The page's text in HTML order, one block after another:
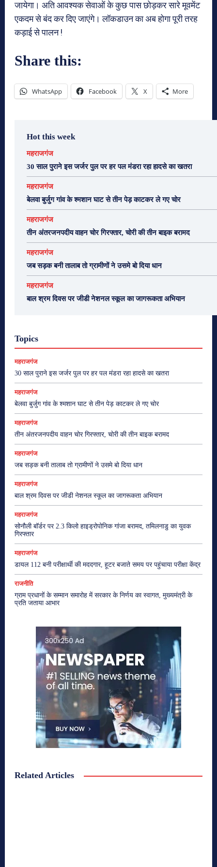
जायेगा। अति आवश्यक सेवाओं के कुछ पास छोड़कर सारे मूवमेंट
एकदम से बंद कर दिए जाएंगे। लॉकडाउन का अब होगा पूरी तरह
कड़ाई से पालन !
Share this:
WhatsApp Facebook X More
Hot this week
महराजगंज
30 साल पुराने इस जर्जर पुल पर हर पल मंडरा रहा हादसे का खतरा
महराजगंज
बेलवा बुर्जुग गांव के श्मशान घाट से तीन पेड़ काटकर ले गए चोर
महराजगंज
तीन अंतरजनपदीय वाहन चोर गिरफ्तार, चोरी की तीन बाइक बरामद
महराजगंज
जब सड़क बनी तालाब तो ग्रामीणों ने उसमे बो दिया धान
महराजगंज
बाल श्रम दिवस पर जीडी नेशनल स्कूल का जागरूकता अभियान
Topics
महराजगंज
30 साल पुराने इस जर्जर पुल पर हर पल मंडरा रहा हादसे का खतरा
महराजगंज
बेलवा बुर्जुग गांव के श्मशान घाट से तीन पेड़ काटकर ले गए चोर
महराजगंज
तीन अंतरजनपदीय वाहन चोर गिरफ्तार, चोरी की तीन बाइक बरामद
महराजगंज
जब सड़क बनी तालाब तो ग्रामीणों ने उसमे बो दिया धान
महराजगंज
बाल श्रम दिवस पर जीडी नेशनल स्कूल का जागरूकता अभियान
महराजगंज
सोनौली बॉर्डर पर 2.3 किलो हाइड्रोपोनिक गांजा बरामद, तमिलनाडु का युवक
गिरफ्तार
महराजगंज
डायल 112 बनी परीक्षार्थी की मददगार, हूटर बजाते समय पर पहुंचाया परीक्षा केंद्र
राजनीति
ग्राम प्रधानों के सम्मान समारोह में सरकार के निर्णय का स्वागत, मुख्यमंत्री के
प्रति जताया आभार
Related Articles